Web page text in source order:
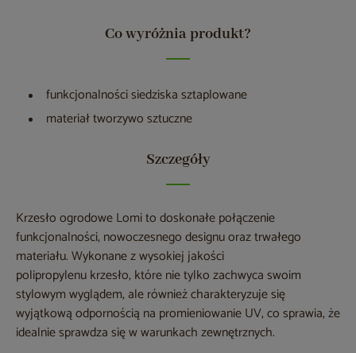
Co wyróżnia produkt?
funkcjonalności siedziska sztaplowane
materiał tworzywo sztuczne
Szczegóły
Krzesło ogrodowe Lomi to doskonałe połączenie
funkcjonalności, nowoczesnego designu oraz trwałego
materiału. Wykonane z wysokiej jakości
polipropylenu krzesło, które nie tylko zachwyca swoim
stylowym wyglądem, ale również charakteryzuje się
wyjątkową odpornością na promieniowanie UV, co sprawia, że
idealnie sprawdza się w warunkach zewnętrznych.